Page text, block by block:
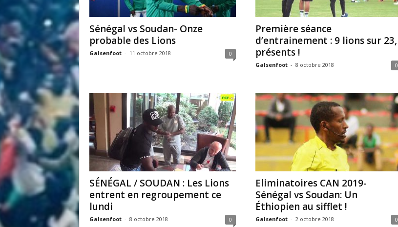
t
u
F
o
t
b
a
S
é
é
g
l
a
i
Sénégal vs Soudan- Onze
probable des Lions
Galsenfoot - 11 octobre 2018 0
Première séance
d’entrainement : 9 lions sur 23,
présents !
Galsenfoot - 8 octobre 2018 0
SÉNÉGAL / SOUDAN : Les Lions
entrent en regroupement ce
lundi
Galsenfoot - 8 octobre 2018 0
Eliminatoires CAN 2019-
Sénégal vs Soudan: Un
Éthiopien au sifflet !
Galsenfoot - 2 octobre 2018 0